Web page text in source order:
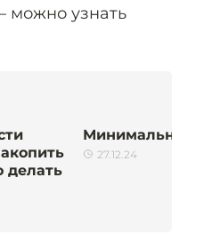
можно узнать
делать
Минимальная
27.12.24